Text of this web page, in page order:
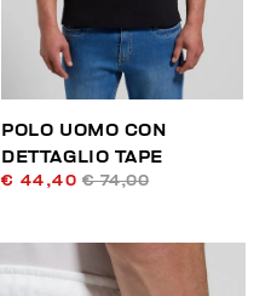
POLO UOMO CON
DETTAGLIO TAPE
€ 44,40 € 74,00